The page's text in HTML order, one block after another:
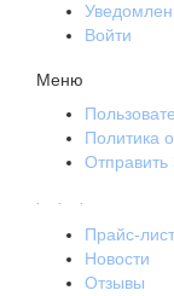
Войти
Меню
Политика
Отправить
Прайс-лист
Новости
Отзывы